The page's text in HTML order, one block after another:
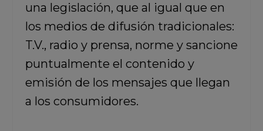
una legislación, que al igual que en
los medios de difusión tradicionales:
T.V., radio y prensa, norme y sancione
puntualmente el contenido y
emisión de los mensajes que llegan
a los consumidores.